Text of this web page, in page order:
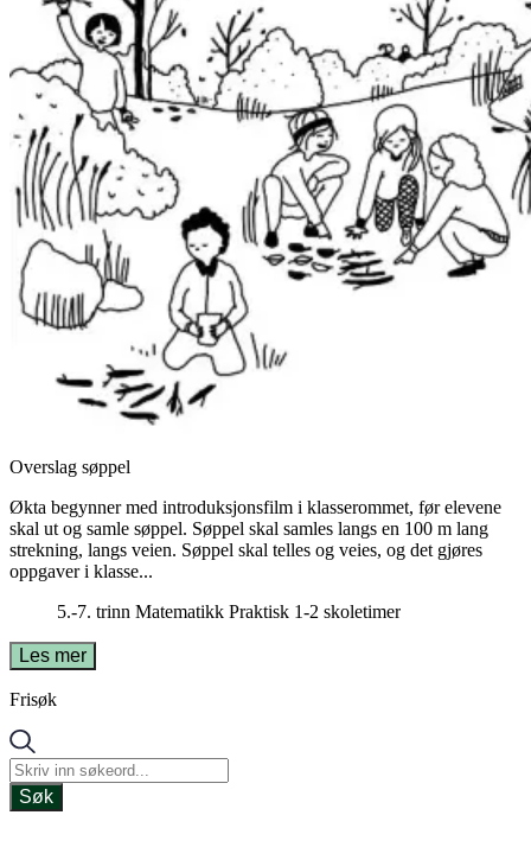
Overslag søppel
Økta begynner med introduksjonsfilm i klasserommet, før elevene
skal ut og samle søppel. Søppel skal samles langs en 100 m lang
strekning, langs veien. Søppel skal telles og veies, og det gjøres
oppgaver i klasse...
5.-7. trinn Matematikk Praktisk 1-2 skoletimer
Les mer
Frisøk
Søk